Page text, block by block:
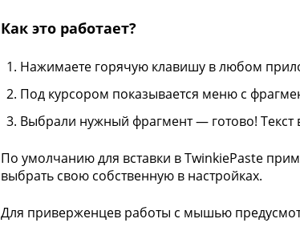
Как это работает?
Нажимаете горячую клавишу в любом
Под курсором показывается меню с
Выбрали нужный фрагмент — готово! Текст
По умолчанию для вставки в TwinkiePaste
выбрать свою собственную в настройках.
Для приверженцев работы с мышью